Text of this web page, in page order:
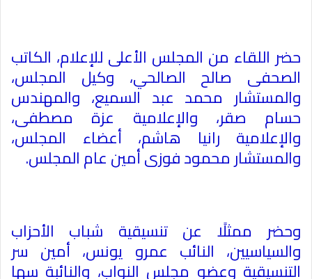
حضر اللقاء من المجلس الأعلى للإعلام، الكاتب
الصحفى صالح الصالحي، وكيل المجلس،
والمستشار محمد عبد السميع، والمهندس
حسام صقر، والإعلامية عزة مصطفى،
والإعلامية رانيا هاشم، أعضاء المجلس،
والمستشار محمود فوزى أمين عام المجلس.
وحضر ممثلًا عن تنسيقية شباب الأحزاب
والسياسيين، النائب عمرو يونس، أمين سر
التنسيقية وعضو مجلس النواب، والنائبة سها